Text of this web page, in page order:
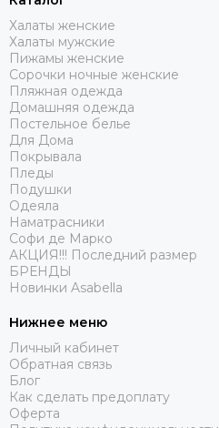
Халаты женские
Халаты мужские
Пижамы женские
Сорочки ночные женские
Пляжная одежда
Домашняя одежда
Постельное белье
Для Дома
Покрывала
Пледы
Подушки
Одеяла
Наматрасники
Софи де Марко
АКЦИЯ!!! Последний размер
БРЕНДЫ
Новинки Asabella
Нижнее меню
Личный кабинет
Обратная связь
Блог
Как сделать предоплату
Оферта